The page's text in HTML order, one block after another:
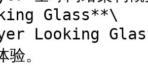
Glass**\
。